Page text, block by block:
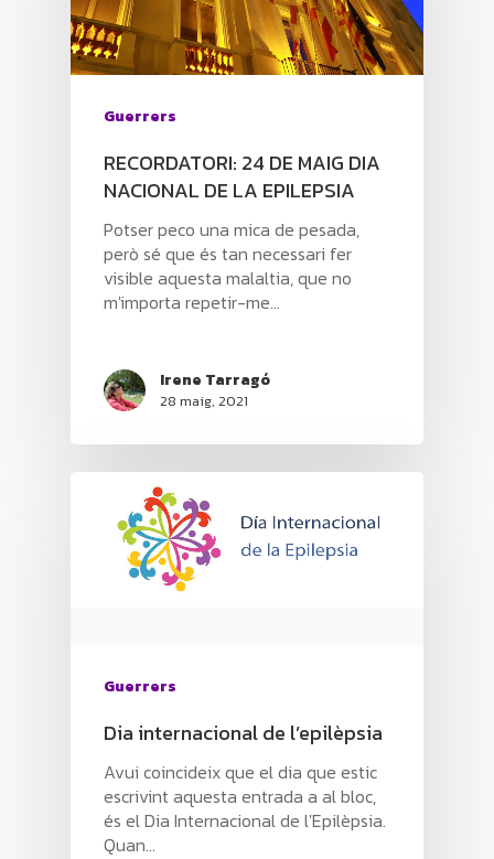
Guerrers
RECORDATORI: 24 DE MAIG DIA
NACIONAL DE LA EPILEPSIA
Potser peco una mica de pesada,
però sé que és tan necessari fer
visible aquesta malaltia, que no
m'importa repetir-me...
Irene Tarragó
28 maig, 2021
Guerrers
Dia internacional de l’epilèpsia
Avui coincideix que el dia que estic
escrivint aquesta entrada a al bloc,
és el Dia Internacional de l'Epilèpsia.
Quan…